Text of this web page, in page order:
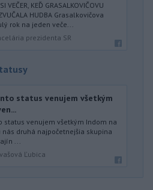
VEČER, KEĎ GRASALKOVIČOVU
HUDBA Grasalkovičova
rok na jeden veče...
prezidenta SR
status venujem všetkým
venujem všetkým Indom na
nás druhá najpočetnejšia skupina
...
Ľubica